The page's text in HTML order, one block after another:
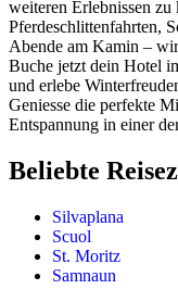
weiteren Erlebnissen
Pferdeschlittenfahrten,
Abende am Kamin –
Buche jetzt dein Hotel
und erlebe
Geniesse die perfekte
Entspannung in einer
Beliebte
Silvaplana
Scuol
St. Moritz
Samnaun